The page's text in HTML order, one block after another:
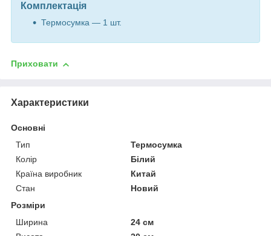
Комплектація
Термосумка — 1 шт.
Приховати
Характеристики
Основні
Тип
Термосумка
Колір
Білий
Країна виробник
Китай
Стан
Новий
Розміри
Ширина
24 см